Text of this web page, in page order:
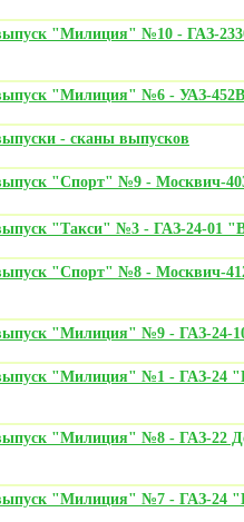
"Милиция" №10 - ГАЗ-
"Милиция" №6 - УАЗ-
- сканы выпусков
"Спорт" №9 - Москвич-
"Такси" №3 - ГАЗ-24-01
"Спорт" №8 - Москвич-
"Милиция" №9 - ГАЗ-24-
"Милиция" №1 - ГАЗ-24
"Милиция" №8 - ГАЗ-22
"Милиция" №7 - ГАЗ-24